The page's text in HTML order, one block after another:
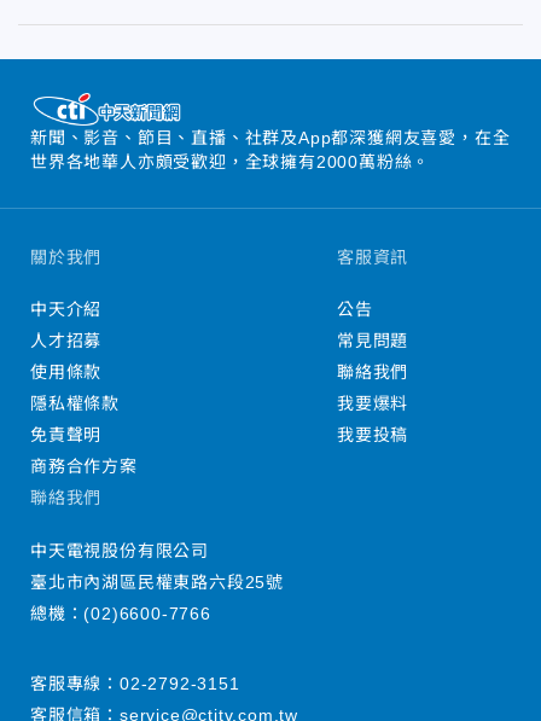
新聞、影音、節目、直播、社群及App都深獲網友喜愛，在全
世界各地華人亦頗受歡迎，全球擁有2000萬粉絲。
關於我們
中天介紹
人才招募
使用條款
隱私權條款
免責聲明
商務合作方案
客服資訊
公告
常見問題
聯絡我們
我要爆料
我要投稿
聯絡我們
中天電視股份有限公司
臺北市內湖區民權東路六段25號
總機：(02)6600-7766
客服專線： 02-2792-3151
客服信箱： service@ctitv.com.tw